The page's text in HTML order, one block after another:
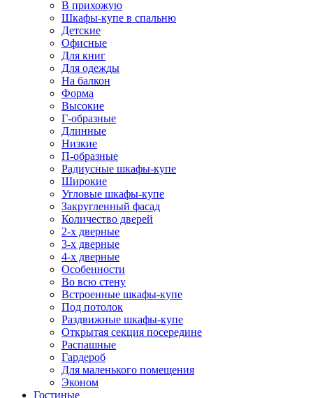
В прихожую
Шкафы-купе в спальню
Детские
Офисные
Для книг
Для одежды
На балкон
Форма
Высокие
Г-образные
Длинные
Низкие
П-образные
Радиусные шкафы-купе
Широкие
Угловые шкафы-купе
Закругленный фасад
Количество дверей
2-х дверные
3-х дверные
4-х дверные
Особенности
Во всю стену
Встроенные шкафы-купе
Под потолок
Раздвижные шкафы-купе
Открытая секция посередине
Распашные
Гардероб
Для маленького помещения
Эконом
Гостиные